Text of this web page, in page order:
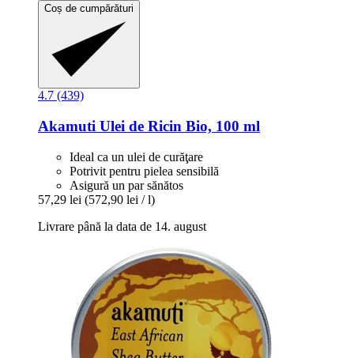
Coș de cumpărături
4.7 (439)
Akamuti Ulei de Ricin Bio, 100 ml
Ideal ca un ulei de curăţare
Potrivit pentru pielea sensibilă
Asigură un par sănătos
57,29 lei (572,90 lei / l)
Livrare până la data de 14. august